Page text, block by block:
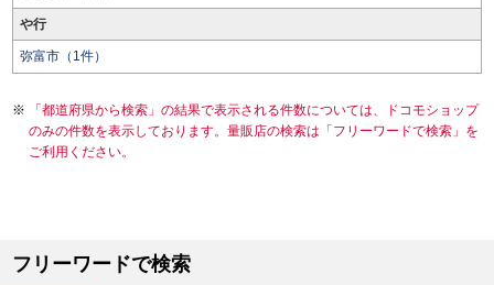
や行
弥富市（1件）
「都道府県から検索」の結果で表示される件数については、ドコモショップ
のみの件数を表示しております。量販店の検索は「フリーワードで検索」を
ご利用ください。
フリーワードで検索